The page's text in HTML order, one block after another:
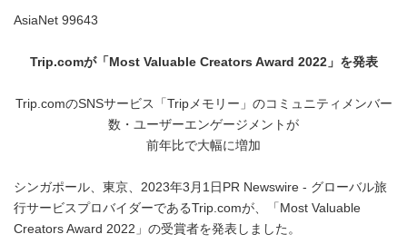
AsiaNet 99643
Trip.comが「 Most Valuable Creators Award 2022」を発表
Trip.comのSNSサービス「Tripメモリー」のコミュニティメンバー
数・ユーザーエンゲージメントが
前年比で大幅に増加
シンガポール、東京、2023年3月1日PR Newswire - グローバル旅
行サービスプロバイダーであるTrip.comが、「Most Valuable
Creators Award 2022」の受賞者を発表しました。